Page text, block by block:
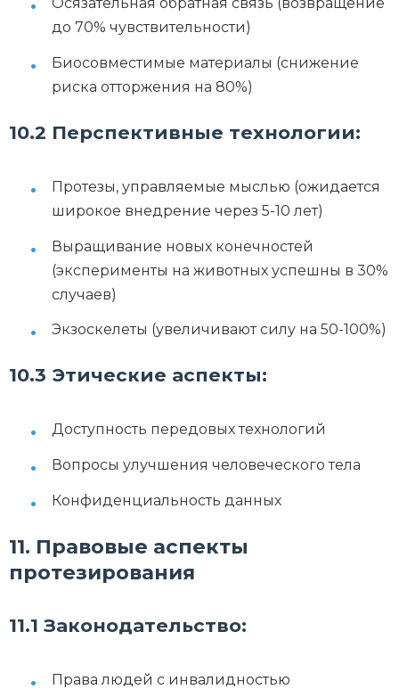
до 70% чувствительности)
Биосовместимые материалы (снижение
риска отторжения на 80%)
10.2 Перспективные технологии:
Протезы, управляемые мыслью (ожидается
широкое внедрение через 5-10 лет)
Выращивание новых конечностей
(эксперименты на животных успешны в 30%
случаев)
Экзоскелеты (увеличивают силу на 50-100%)
10.3 Этические аспекты:
Доступность передовых технологий
Вопросы улучшения человеческого тела
Конфиденциальность данных
11. Правовые аспекты
протезирования
11.1 Законодательство:
Права людей с инвалидностью